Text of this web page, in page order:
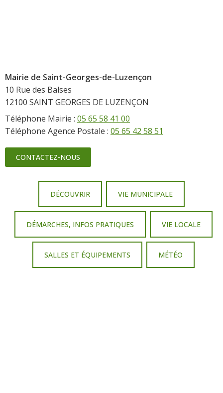
Mairie de Saint-Georges-de-Luzençon
10 Rue des Balses
12100 SAINT GEORGES DE LUZENÇON
Téléphone Mairie : 05 65 58 41 00
Téléphone Agence Postale : 05 65 42 58 51
CONTACTEZ-NOUS
DÉCOUVRIR VIE MUNICIPALE
DÉMARCHES, INFOS PRATIQUES VIE LOCALE
SALLES ET ÉQUIPEMENTS MÉTÉO